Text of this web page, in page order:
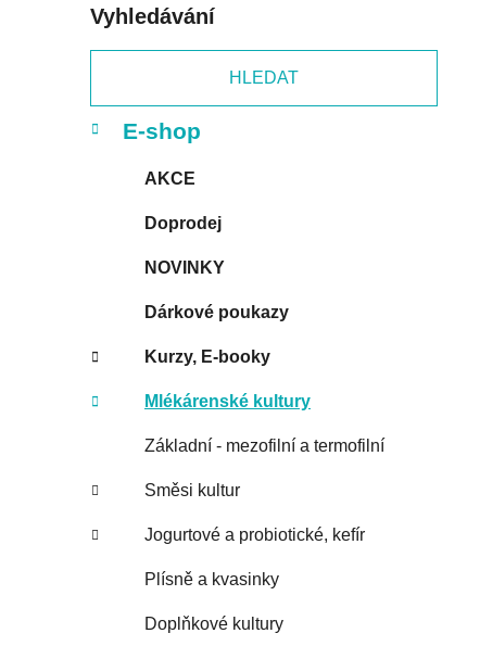
Vyhledávání
HLEDAT
kategorie
K
a
E-shop
AKCE
Doprodej
NOVINKY
Dárkové poukazy
Kurzy, E-booky
Mlékárenské kultury
Základní - mezofilní a termofilní
Směsi kultur
Jogurtové a probiotické, kefír
Plísně a kvasinky
Doplňkové kultury